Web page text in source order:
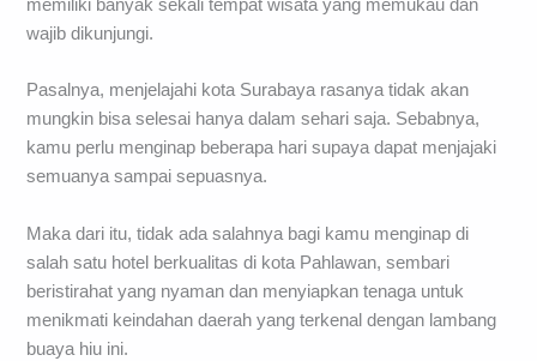
memiliki banyak sekali tempat wisata yang memukau dan
wajib dikunjungi.
Pasalnya, menjelajahi kota Surabaya rasanya tidak akan
mungkin bisa selesai hanya dalam sehari saja. Sebabnya,
kamu perlu menginap beberapa hari supaya dapat menjajaki
semuanya sampai sepuasnya.
Maka dari itu, tidak ada salahnya bagi kamu menginap di
salah satu hotel berkualitas di kota Pahlawan, sembari
beristirahat yang nyaman dan menyiapkan tenaga untuk
menikmati keindahan daerah yang terkenal dengan lambang
buaya hiu ini.